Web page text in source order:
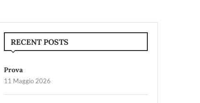
RECENT POSTS
Prova
11 Maggio 2026